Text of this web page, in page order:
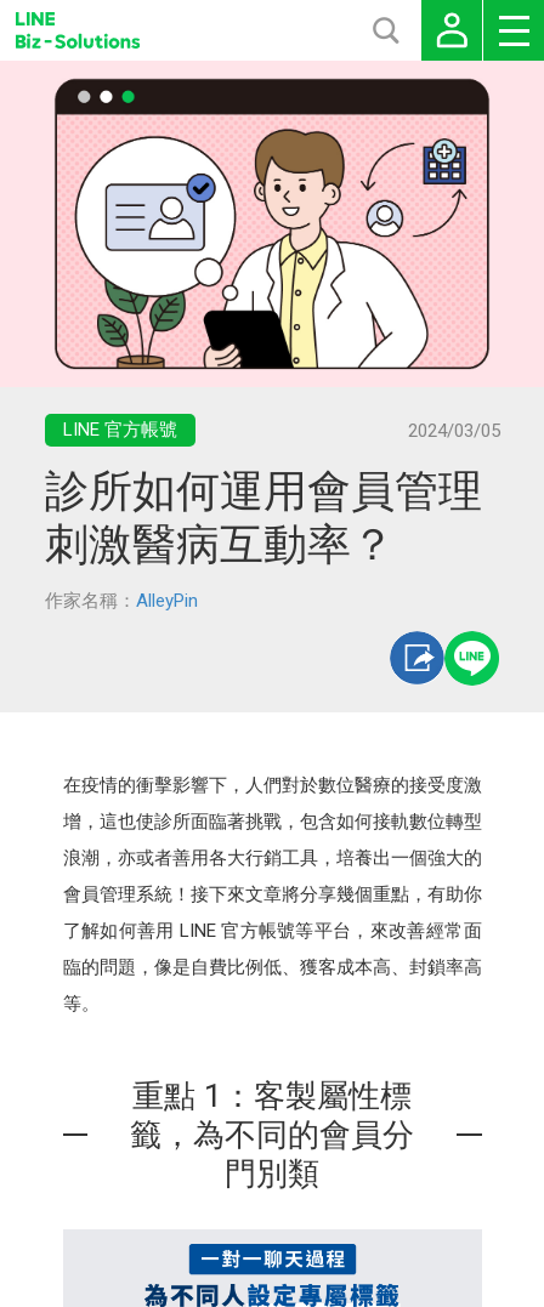
LINE 官方帳號 2024/03/05
診所如何運用會員管理
刺激醫病互動率？
作家名稱： AlleyPin
在疫情的衝擊影響下，人們對於數位醫療的接受度激
增，這也使診所面臨著挑戰，包含如何接軌數位轉型
浪潮，亦或者善用各大行銷工具，培養出一個強大的
會員管理系統！接下來文章將分享幾個重點，有助你
了解如何善用 LINE 官方帳號等平台，來改善經常面
臨的問題，像是自費比例低、獲客成本高、封鎖率高
等。
重點 1：客製屬性標
籤，為不同的會員分
門別類